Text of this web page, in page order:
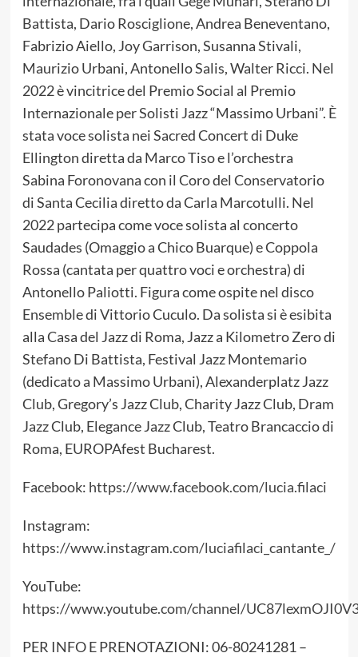
Battista, Dario Rosciglione, Andrea Beneventano,
Fabrizio Aiello, Joy Garrison, Susanna Stivali,
Maurizio Urbani, Antonello Salis, Walter Ricci. Nel
2022 è vincitrice del Premio Social al Premio
Internazionale per Solisti Jazz “Massimo Urbani”. È
stata voce solista nei Sacred Concert di Duke
Ellington diretta da Marco Tiso e l’orchestra
Sabina Foronovana con il Coro del Conservatorio
di Santa Cecilia diretto da Carla Marcotulli. Nel
2022 partecipa come voce solista al concerto
Saudades (Omaggio a Chico Buarque) e Coppola
Rossa (cantata per quattro voci e orchestra) di
Antonello Paliotti. Figura come ospite nel disco
Ensemble di Vittorio Cuculo. Da solista si è esibita
alla Casa del Jazz di Roma, Jazz a Kilometro Zero di
Stefano Di Battista, Festival Jazz Montemario
(dedicato a Massimo Urbani), Alexanderplatz Jazz
Club, Gregory’s Jazz Club, Charity Jazz Club, Dram
Jazz Club, Elegance Jazz Club, Teatro Brancaccio di
Roma, EUROPAfest Bucharest.
Facebook: https://www.facebook.com/lucia.filaci
Instagram:
https://www.instagram.com/luciafilaci_cantante_/
YouTube:
https://www.youtube.com/channel/
PER INFO E PRENOTAZIONI: 06-80241281 –